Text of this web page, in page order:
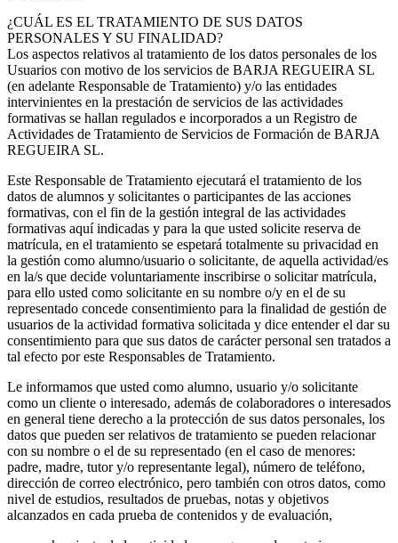
¿CUÁL ES EL TRATAMIENTO DE SUS DATOS
PERSONALES Y SU FINALIDAD?
Los aspectos relativos al tratamiento de los datos personales de los
Usuarios con motivo de los servicios de BARJA REGUEIRA SL
(en adelante Responsable de Tratamiento) y/o las entidades
intervinientes en la prestación de servicios de las actividades
formativas se hallan regulados e incorporados a un Registro de
Actividades de Tratamiento de Servicios de Formación de BARJA
REGUEIRA SL.
Este Responsable de Tratamiento ejecutará el tratamiento de los
datos de alumnos y solicitantes o participantes de las acciones
formativas, con el fin de la gestión integral de las actividades
formativas aquí indicadas y para la que usted solicite reserva de
matrícula, en el tratamiento se espetará totalmente su privacidad en
la gestión como alumno/usuario o solicitante, de aquella actividad/es
en la/s que decide voluntariamente inscribirse o solicitar matrícula,
para ello usted como solicitante en su nombre o/y en el de su
representado concede consentimiento para la finalidad de gestión de
usuarios de la actividad formativa solicitada y dice entender el dar su
consentimiento para que sus datos de carácter personal sen tratados a
tal efecto por este Responsables de Tratamiento.
Le informamos que usted como alumno, usuario y/o solicitante
como un cliente o interesado, además de colaboradores o interesados
en general tiene derecho a la protección de sus datos personales, los
datos que pueden ser relativos de tratamiento se pueden relacionar
con su nombre o el de su representado (en el caso de menores:
padre, madre, tutor y/o representante legal), número de teléfono,
dirección de correo electrónico, pero también con otros datos, como
nivel de estudios, resultados de pruebas, notas y objetivos
alcanzados en cada prueba de contenidos y de evaluación,